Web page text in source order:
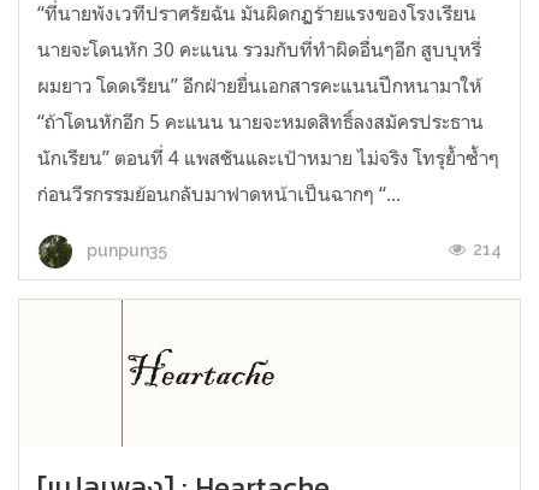
“ที่นายพังเวทีปราศรัยฉัน มันผิดกฏร้ายแรงของโรงเรียน
นายจะโดนหัก 30 คะแนน รวมกับที่ทำผิดอื่นๆอีก สูบบุหรี่
ผมยาว โดดเรียน” อีกฝ่ายยื่นเอกสารคะแนนปึกหนามาให้
“ถ้าโดนหักอีก 5 คะแนน นายจะหมดสิทธิ์ลงสมัครประธาน
นักเรียน” ตอนที่ 4 แพสชันและเป้าหมาย ไม่จริง โทรุย้ำซ้ำๆ
ก่อนวีรกรรมย้อนกลับมาฟาดหน้าเป็นฉากๆ “...
punpun35 214